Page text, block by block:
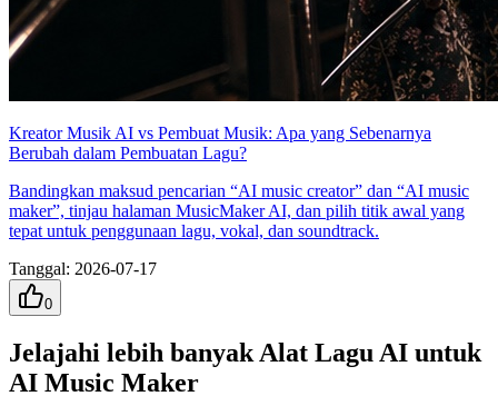
Kreator Musik AI vs Pembuat Musik: Apa yang Sebenarnya
Berubah dalam Pembuatan Lagu?
Bandingkan maksud pencarian “AI music creator” dan “AI music
maker”, tinjau halaman MusicMaker AI, dan pilih titik awal yang
tepat untuk penggunaan lagu, vokal, dan soundtrack.
Tanggal: 2026-07-17
0
Jelajahi lebih banyak Alat Lagu AI untuk
AI Music Maker